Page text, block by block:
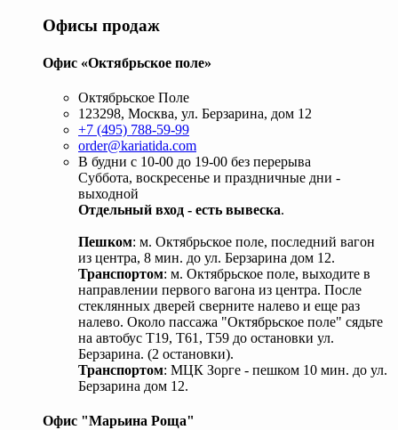
Офисы продаж
Офис «Октябрьское поле»
Октябрьское Поле
123298, Москва, ул. Берзарина, дом 12
+7 (495) 788-59-99
order@kariatida.com
В будни с 10-00 до 19-00 без перерыва
Суббота, воскресенье и праздничные дни -
выходной
Отдельный вход - есть вывеска.
Пешком: м. Октябрьское поле, последний вагон
из центра, 8 мин. до ул. Берзарина дом 12.
Транспортом: м. Октябрьское поле, выходите в
направлении первого вагона из центра. После
стеклянных дверей сверните налево и еще раз
налево. Около пассажа "Октябрьское поле" сядьте
на автобус Т19, Т61, Т59 до остановки ул.
Берзарина. (2 остановки).
Транспортом: МЦК Зорге - пешком 10 мин. до ул.
Берзарина дом 12.
Офис "Марьина Роща"